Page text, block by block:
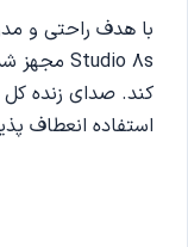
استفاده انعطاف پذیرتری دارند،